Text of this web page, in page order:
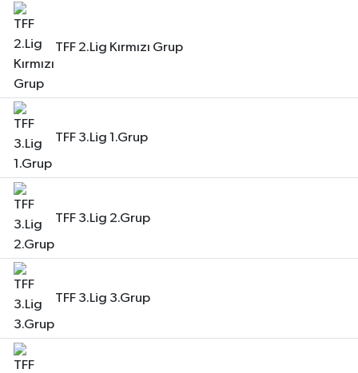
TFF 2.Lig Kırmızı Grup
TFF 3.Lig 1.Grup
TFF 3.Lig 2.Grup
TFF 3.Lig 3.Grup